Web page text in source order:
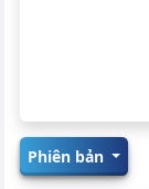
Phiên bản